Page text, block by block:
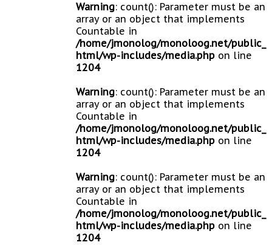
Warning: count(): Parameter must be an
array or an object that implements
Countable in
/home/jmonolog/monoloog.net/public_
html/wp-includes/media.php on line
1204
Warning: count(): Parameter must be an
array or an object that implements
Countable in
/home/jmonolog/monoloog.net/public_
html/wp-includes/media.php on line
1204
Warning: count(): Parameter must be an
array or an object that implements
Countable in
/home/jmonolog/monoloog.net/public_
html/wp-includes/media.php on line
1204